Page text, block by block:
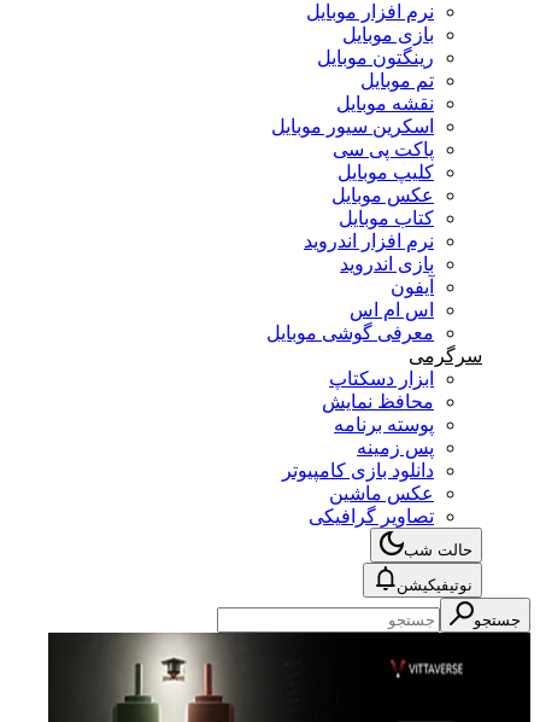
نرم افزار موبایل
بازی موبایل
رینگتون موبایل
تم موبایل
نقشه موبایل
اسکرین سیور موبایل
پاکت پی سی
کلیپ موبایل
عکس موبایل
کتاب موبایل
نرم افزار اندروید
بازی اندروید
آیفون
اس ام اس
معرفی گوشی موبایل
سرگرمی
ابزار دسکتاپ
محافظ نمایش
پوسته برنامه
پس زمینه
دانلود بازی کامپیوتر
عکس ماشین
تصاویر گرافیکی
حالت شب
نوتیفیکیشن
جستجو